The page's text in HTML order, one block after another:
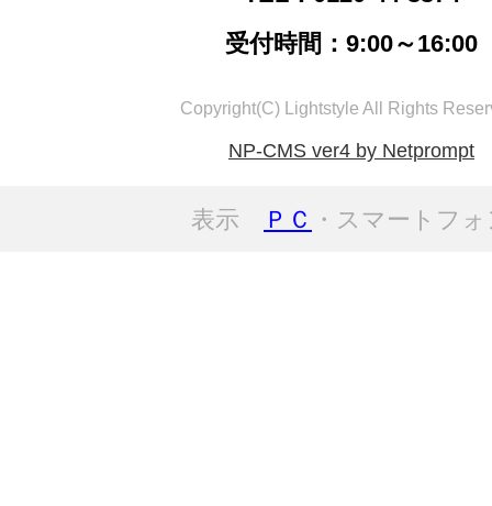
受付時間：9:00～16:00
Copyright(C) Lightstyle All Rights
NP-CMS ver4 by Netprompt
表示 ＰＣ ・スマートフ